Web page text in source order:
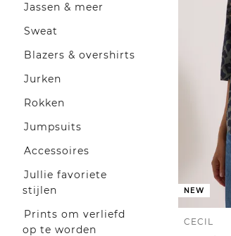
Jassen & meer
Sweat
Blazers & overshirts
Jurken
Rokken
Jumpsuits
Accessoires
Jullie favoriete
stijlen
Prints om verliefd
op te worden
NEW
CECIL